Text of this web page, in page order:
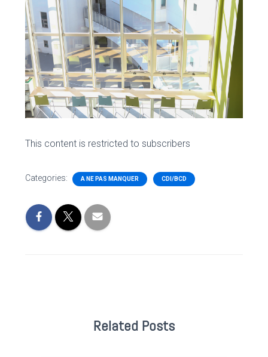
This content is restricted to subscribers
Categories: A NE PAS MANQUER CDI/BCD
Related Posts